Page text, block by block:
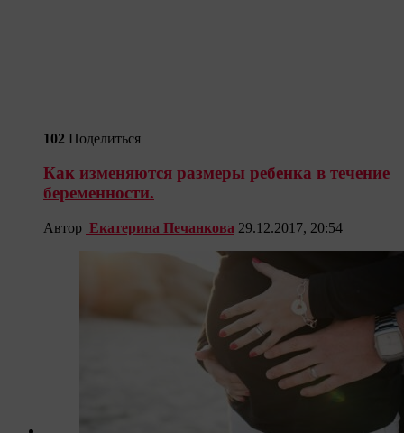
102 Поделиться
Как изменяются размеры ребенка в течение
беременности.
Автор Екатерина Печанкова 29.12.2017, 20:54